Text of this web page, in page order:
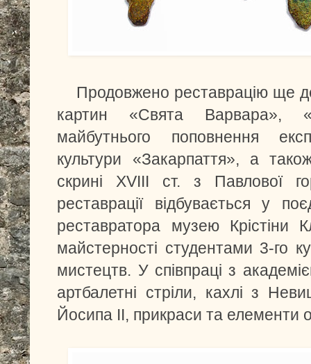
Продовжено реставрацію ще
картин «Свята Варвара»,
майбутнього поповнення
культури «Закарпаття», а
скрині XVIII ст. з Павлової
реставрації відбувається у
реставратора музею Крістіни
майстерності студентами 3-го
мистецтв. У співпраці з
артбалетні стріли, кахлі з
Йосипа ІІ, прикраси та елементи